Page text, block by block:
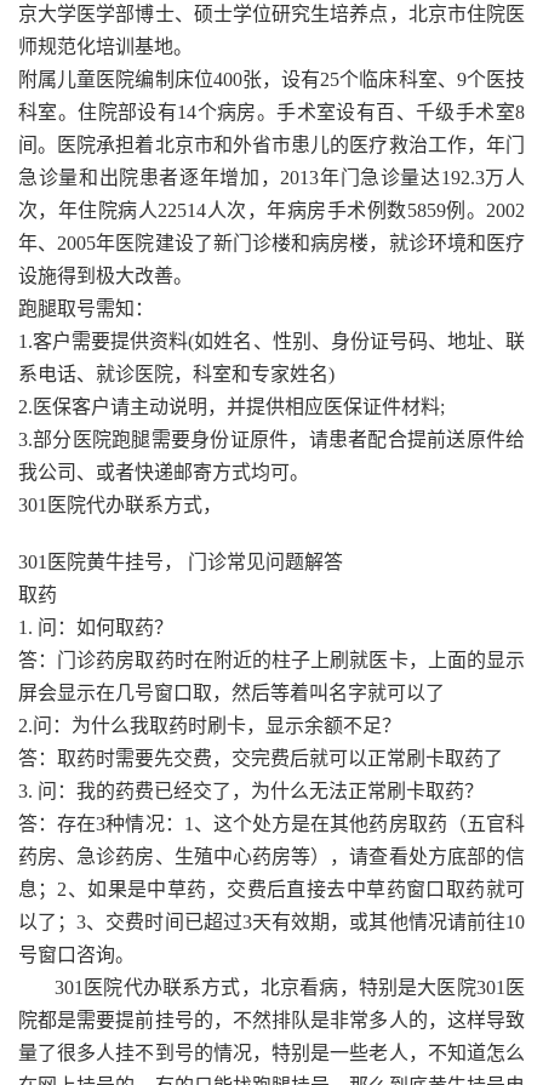
京大学医学部博士、硕士学位研究生培养点，北京市住院医
师规范化培训基地。
附属儿童医院编制床位400张，设有25个临床科室、9个医技
科室。住院部设有14个病房。手术室设有百、千级手术室8
间。医院承担着北京市和外省市患儿的医疗救治工作，年门
急诊量和出院患者逐年增加，2013年门急诊量达192.3万人
次，年住院病人22514人次，年病房手术例数5859例。2002
年、2005年医院建设了新门诊楼和病房楼，就诊环境和医疗
设施得到极大改善。
跑腿取号需知：
1.客户需要提供资料(如姓名、性别、身份证号码、地址、联
系电话、就诊医院，科室和专家姓名)
2.医保客户请主动说明，并提供相应医保证件材料;
3.部分医院跑腿需要身份证原件，请患者配合提前送原件给
我公司、或者快递邮寄方式均可。
301医院代办联系方式，
301医院黄牛挂号， 门诊常见问题解答
取药
1. 问：如何取药？
答：门诊药房取药时在附近的柱子上刷就医卡，上面的显示
屏会显示在几号窗口取，然后等着叫名字就可以了
2.问：为什么我取药时刷卡，显示余额不足？
答：取药时需要先交费，交完费后就可以正常刷卡取药了
3. 问：我的药费已经交了，为什么无法正常刷卡取药？
答：存在3种情况：1、这个处方是在其他药房取药（五官科
药房、急诊药房、生殖中心药房等），请查看处方底部的信
息；2、如果是中草药，交费后直接去中草药窗口取药就可
以了；3、交费时间已超过3天有效期，或其他情况请前往10
号窗口咨询。
301医院代办联系方式，北京看病，特别是大医院301医
院都是需要提前挂号的，不然排队是非常多人的，这样导致
量了很多人挂不到号的情况，特别是一些老人，不知道怎么